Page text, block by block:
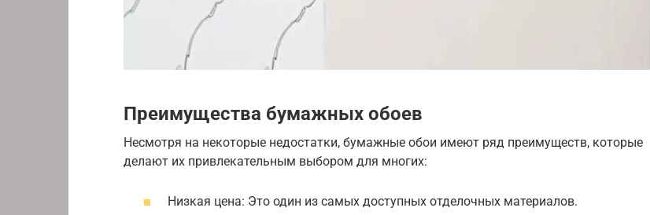
Преимущества бумажных обоев
Несмотря на некоторые недостатки, бумажные обои имеют ряд преимуществ, которые
делают их привлекательным выбором для многих:
Низкая цена: Это один из самых доступных отделочных материалов.